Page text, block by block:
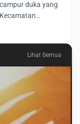
duka yang
Lihat Semua